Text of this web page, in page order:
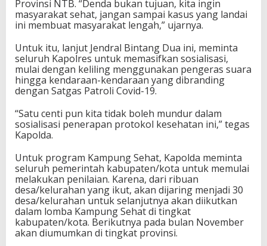
Provinsi NTB. “Denda bukan tujuan, kita ingin
masyarakat sehat, jangan sampai kasus yang landai
ini membuat masyarakat lengah,” ujarnya.
Untuk itu, lanjut Jendral Bintang Dua ini, meminta
seluruh Kapolres untuk memasifkan sosialisasi,
mulai dengan keliling menggunakan pengeras suara
hingga kendaraan-kendaraan yang dibranding
dengan Satgas Patroli Covid-19.
“Satu centi pun kita tidak boleh mundur dalam
sosialisasi penerapan protokol kesehatan ini,” tegas
Kapolda.
Untuk program Kampung Sehat, Kapolda meminta
seluruh pemerintah kabupaten/kota untuk memulai
melakukan penilaian. Karena, dari ribuan
desa/kelurahan yang ikut, akan dijaring menjadi 30
desa/kelurahan untuk selanjutnya akan diikutkan
dalam lomba Kampung Sehat di tingkat
kabupaten/kota. Berikutnya pada bulan November
akan diumumkan di tingkat provinsi.